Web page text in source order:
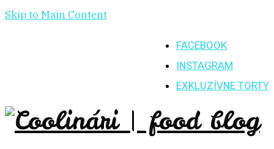
Skip to Main Content
FACEBOOK
INSTAGRAM
EXKLUZÍVNE TORTY